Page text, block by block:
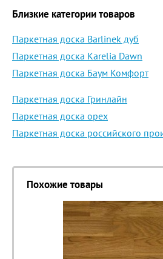
Близкие категории товаров
Паркетная доска Barlinek дуб
Паркетная доска Karelia Dawn
Паркетная доска Баум Комфорт
Паркетная доска Гринлайн
Паркетная доска орех
Паркетная доска российского
Похожие товары